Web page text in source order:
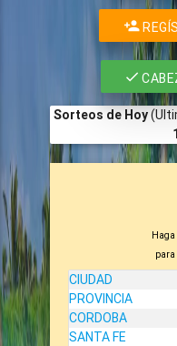
Sorteos de Hoy
CIUDAD
PROVINCIA
CORDOBA
SANTA FE